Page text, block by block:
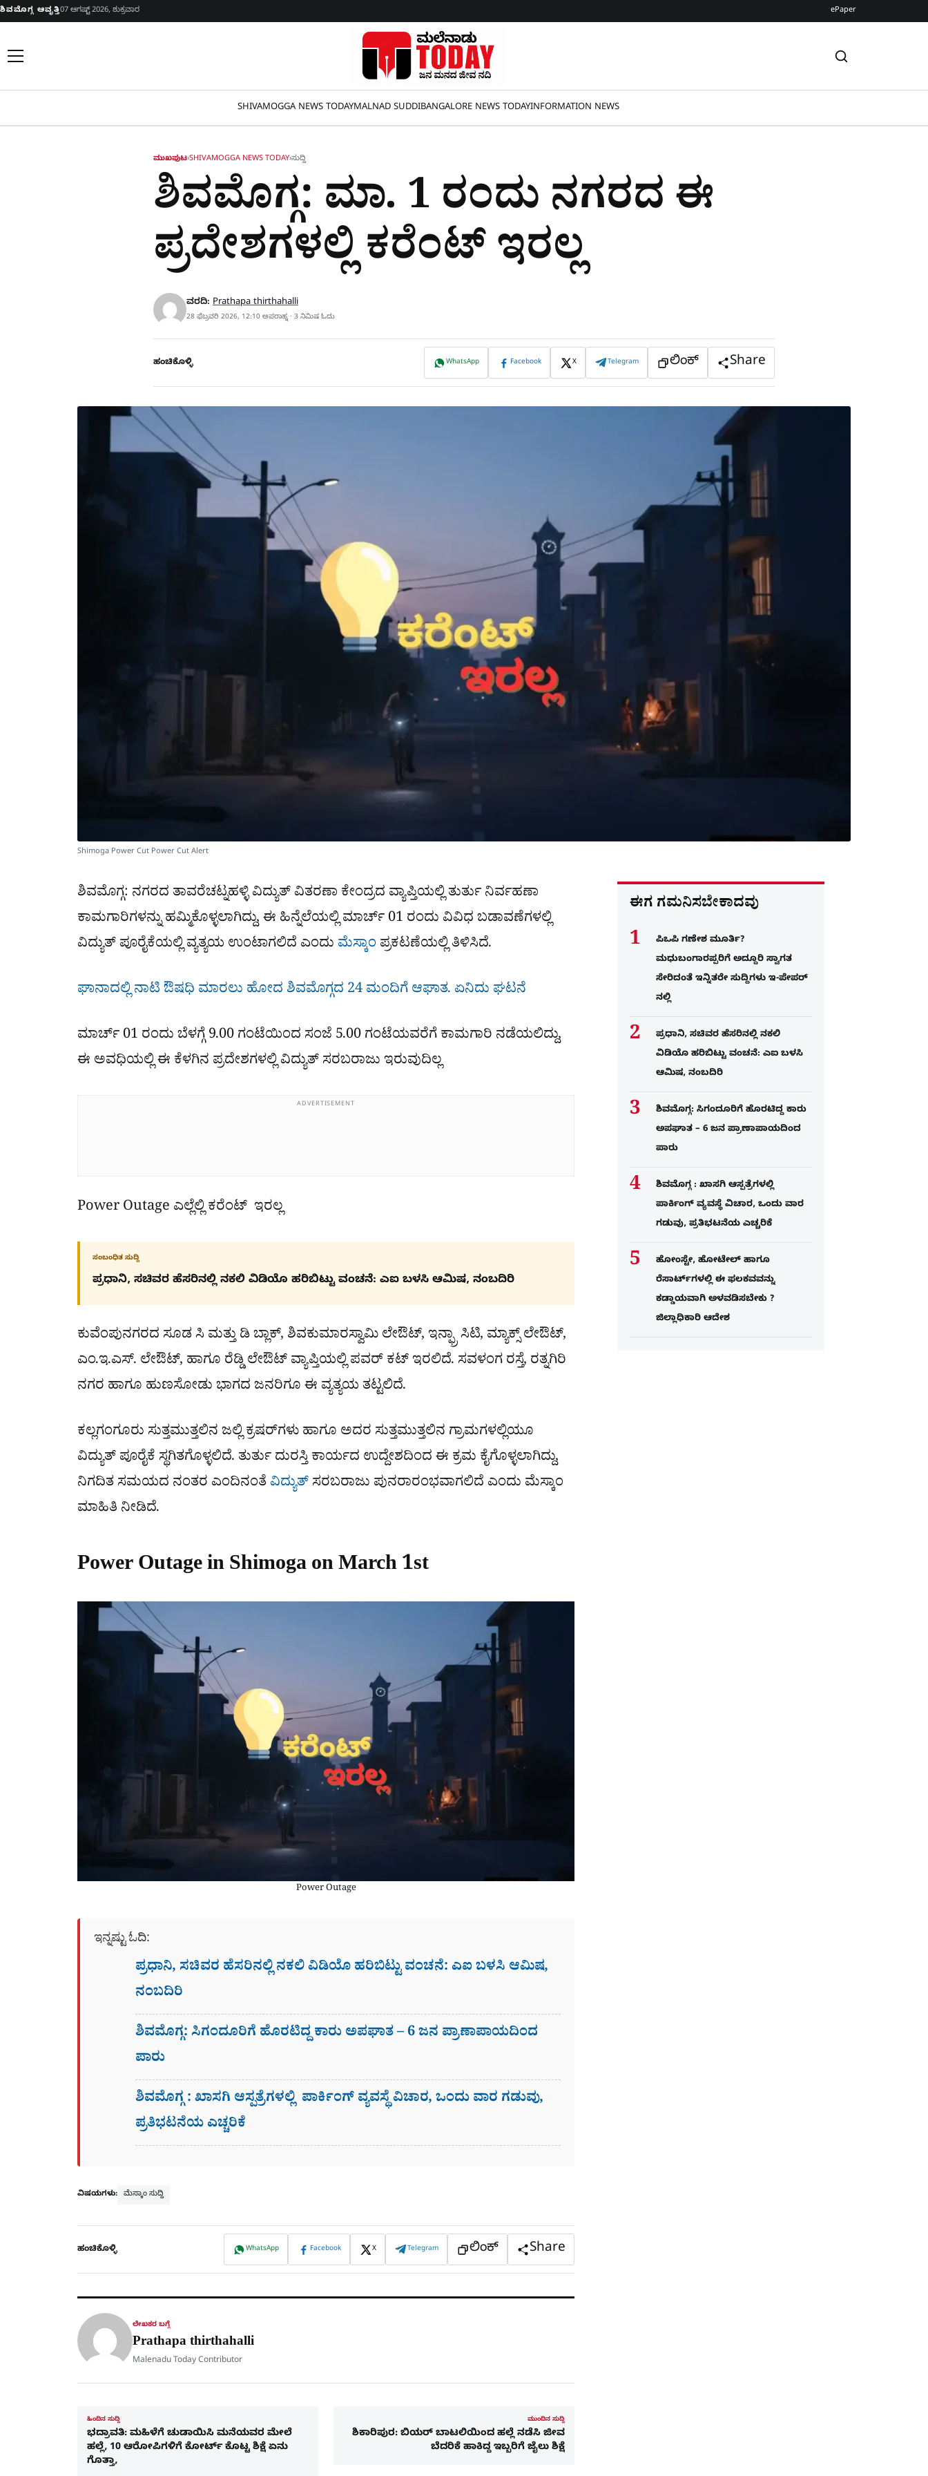
Skip to content
ಶಿವಮೊಗ್ಗ ಆವೃತ್ತಿ07 ಆಗಷ್ಟ್ 2026, ಶುಕ್ರವಾರ ePaper
SHIVAMOGGA NEWS TODAYMALNAD SUDDIBANGALORE NEWS TODAYINFORMATION NEWS
ಮುಖಪುಟ›SHIVAMOGGA NEWS TODAY›ಸುದ್ದಿ
ಶಿವಮೊಗ್ಗ: ಮಾ. 1 ರಂದು ನಗರದ ಈ
ಪ್ರದೇಶಗಳಲ್ಲಿ ಕರೆಂಟ್​​ ಇರಲ್ಲ
ವರದಿ: Prathapa thirthahalli
28 ಫೆಬ್ರವರಿ 2026, 12:10 ಅಪರಾಹ್ನ · 3 ನಿಮಿಷ ಓದು
ಹಂಚಿಕೊಳ್ಳಿ WhatsApp Facebook X Telegram ಲಿಂಕ್ Share
Shimoga Power Cut Power Cut Alert
ಶಿವಮೊಗ್ಗ: ನಗರದ ತಾವರೆಚಟ್ನಹಳ್ಳಿ ವಿದ್ಯುತ್ ವಿತರಣಾ ಕೇಂದ್ರದ ವ್ಯಾಪ್ತಿಯಲ್ಲಿ ತುರ್ತು ನಿರ್ವಹಣಾ
ಕಾಮಗಾರಿಗಳನ್ನು ಹಮ್ಮಿಕೊಳ್ಳಲಾಗಿದ್ದು, ಈ ಹಿನ್ನೆಲೆಯಲ್ಲಿ ಮಾರ್ಚ್ 01 ರಂದು ವಿವಿಧ ಬಡಾವಣೆಗಳಲ್ಲಿ
ವಿದ್ಯುತ್ ಪೂರೈಕೆಯಲ್ಲಿ ವ್ಯತ್ಯಯ ಉಂಟಾಗಲಿದೆ ಎಂದು ಮೆಸ್ಕಾಂ ಪ್ರಕಟಣೆಯಲ್ಲಿ ತಿಳಿಸಿದೆ.
ಘಾನಾದಲ್ಲಿ ನಾಟಿ ಔಷಧಿ ಮಾರಲು ಹೋದ ಶಿವಮೊಗ್ಗದ 24 ಮಂದಿಗೆ ಆಘಾತ. ಏನಿದು ಘಟನೆ
ಮಾರ್ಚ್ 01 ರಂದು ಬೆಳಗ್ಗೆ 9.00 ಗಂಟೆಯಿಂದ ಸಂಜೆ 5.00 ಗಂಟೆಯವರೆಗೆ ಕಾಮಗಾರಿ ನಡೆಯಲಿದ್ದು,
ಈ ಅವಧಿಯಲ್ಲಿ ಈ ಕೆಳಗಿನ ಪ್ರದೇಶಗಳಲ್ಲಿ ವಿದ್ಯುತ್ ಸರಬರಾಜು ಇರುವುದಿಲ್ಲ
ADVERTISEMENT
Power Outage ಎಲ್ಲೆಲ್ಲಿ ಕರೆಂಟ್​ ಇರಲ್ಲ
ಸಂಬಂಧಿತ ಸುದ್ದಿ
ಪ್ರಧಾನಿ, ಸಚಿವರ ಹೆಸರಿನಲ್ಲಿ ನಕಲಿ ವಿಡಿಯೊ ಹರಿಬಿಟ್ಟು ವಂಚನೆ: ಎಐ ಬಳಸಿ ಆಮಿಷ, ನಂಬದಿರಿ
ಕುವೆಂಪುನಗರದ ಸೂಡ ಸಿ ಮತ್ತು ಡಿ ಬ್ಲಾಕ್, ಶಿವಕುಮಾರಸ್ವಾಮಿ ಲೇಔಟ್, ಇನ್ಫ್ರಾ ಸಿಟಿ, ಮ್ಯಾಕ್ಸ್ ಲೇಔಟ್,
ಎಂ.ಇ.ಎಸ್. ಲೇಔಟ್, ಹಾಗೂ ರೆಡ್ಡಿ ಲೇಔಟ್ ವ್ಯಾಪ್ತಿಯಲ್ಲಿ ಪವರ್ ಕಟ್ ಇರಲಿದೆ. ಸವಳಂಗ ರಸ್ತೆ, ರತ್ನಗಿರಿ
ನಗರ ಹಾಗೂ ಹುಣಸೋಡು ಭಾಗದ ಜನರಿಗೂ ಈ ವ್ಯತ್ಯಯ ತಟ್ಟಲಿದೆ.
ಕಲ್ಲಗಂಗೂರು ಸುತ್ತಮುತ್ತಲಿನ ಜಲ್ಲಿ ಕ್ರಷರ್‌ಗಳು ಹಾಗೂ ಅದರ ಸುತ್ತಮುತ್ತಲಿನ ಗ್ರಾಮಗಳಲ್ಲಿಯೂ
ವಿದ್ಯುತ್ ಪೂರೈಕೆ ಸ್ಥಗಿತಗೊಳ್ಳಲಿದೆ. ತುರ್ತು ದುರಸ್ತಿ ಕಾರ್ಯದ ಉದ್ದೇಶದಿಂದ ಈ ಕ್ರಮ ಕೈಗೊಳ್ಳಲಾಗಿದ್ದು,
ನಿಗದಿತ ಸಮಯದ ನಂತರ ಎಂದಿನಂತೆವಿದ್ಯುತ್ಸರಬರಾಜು ಪುನರಾರಂಭವಾಗಲಿದೆ ಎಂದು ಮೆಸ್ಕಾಂ
ಮಾಹಿತಿ ನೀಡಿದೆ.
Power Outage in Shimoga on March 1st
Power Outage
ಇನ್ನಷ್ಟು ಓದಿ:
ಪ್ರಧಾನಿ, ಸಚಿವರ ಹೆಸರಿನಲ್ಲಿ ನಕಲಿ ವಿಡಿಯೊ ಹರಿಬಿಟ್ಟು ವಂಚನೆ: ಎಐ ಬಳಸಿ ಆಮಿಷ,
ನಂಬದಿರಿ
ಶಿವಮೊಗ್ಗ: ಸಿಗಂದೂರಿಗೆ ಹೊರಟಿದ್ದ ಕಾರು ಅಪಘಾತ – 6 ಜನ ಪ್ರಾಣಾಪಾಯದಿಂದ
ಪಾರು
ಶಿವಮೊಗ್ಗ : ಖಾಸಗಿ ಆಸ್ಪತ್ರೆಗಳಲ್ಲಿ ಪಾರ್ಕಿಂಗ್​ ವ್ಯವಸ್ಥೆ ವಿಚಾರ, ಒಂದು ವಾರ ಗಡುವು,
ಪ್ರತಿಭಟನೆಯ ಎಚ್ಚರಿಕೆ
ವಿಷಯಗಳು: ಮೆಸ್ಕಾಂ ಸುದ್ದಿ
ಹಂಚಿಕೊಳ್ಳಿ WhatsApp Facebook X Telegram ಲಿಂಕ್ Share
ಲೇಖಕರ ಬಗ್ಗೆ
Prathapa thirthahalli
Malenadu Today Contributor
ಹಿಂದಿನ ಸುದ್ದಿ
ಭದ್ರಾವತಿ: ಮಹಿಳೆಗೆ ಚುಡಾಯಿಸಿ ಮನೆಯವರ ಮೇಲೆ
ಹಲ್ಲೆ, 10 ಆರೋಪಿಗಳಿಗೆ ಕೋರ್ಟ್​ ಕೊಟ್ಟ ಶಿಕ್ಷೆ ಏನು
ಗೊತ್ತಾ,
ಮುಂದಿನ ಸುದ್ದಿ
ಶಿಕಾರಿಪುರ: ಬಿಯರ್ ಬಾಟಲಿಯಿಂದ ಹಲ್ಲೆ ನಡೆಸಿ ಜೀವ
ಬೆದರಿಕೆ ಹಾಕಿದ್ದ ಇಬ್ಬರಿಗೆ ಜೈಲು ಶಿಕ್ಷೆ
ಈಗ ಗಮನಿಸಬೇಕಾದವು
ಪಿಒಪಿ ಗಣೇಶ ಮೂರ್ತಿ?
ಮಧುಬಂಗಾರಪ್ಪರಿಗೆ ಅದ್ದೂರಿ ಸ್ವಾಗತ
ಸೇರಿದಂತೆ ಇನ್ನಿತರೇ ಸುದ್ದಿಗಳು ಇ-ಪೇಪರ್​
ನಲ್ಲಿ
ಪ್ರಧಾನಿ, ಸಚಿವರ ಹೆಸರಿನಲ್ಲಿ ನಕಲಿ
ವಿಡಿಯೊ ಹರಿಬಿಟ್ಟು ವಂಚನೆ: ಎಐ ಬಳಸಿ
ಆಮಿಷ, ನಂಬದಿರಿ
ಶಿವಮೊಗ್ಗ: ಸಿಗಂದೂರಿಗೆ ಹೊರಟಿದ್ದ ಕಾರು
ಅಪಘಾತ – 6 ಜನ ಪ್ರಾಣಾಪಾಯದಿಂದ
ಪಾರು
ಶಿವಮೊಗ್ಗ : ಖಾಸಗಿ ಆಸ್ಪತ್ರೆಗಳಲ್ಲಿ
ಪಾರ್ಕಿಂಗ್​ ವ್ಯವಸ್ಥೆ ವಿಚಾರ, ಒಂದು ವಾರ
ಗಡುವು, ಪ್ರತಿಭಟನೆಯ ಎಚ್ಚರಿಕೆ
ಹೋಂಸ್ಟೇ, ಹೋಟೇಲ್ ಹಾಗೂ
ರೆಸಾರ್ಟ್‌ಗಳಲ್ಲಿ ಈ ಫಲಕವವನ್ನು
ಕಡ್ಡಾಯವಾಗಿ ಅಳವಡಿಸಬೇಕು ?
ಜಿಲ್ಲಾಧಿಕಾರಿ ಆದೇಶ